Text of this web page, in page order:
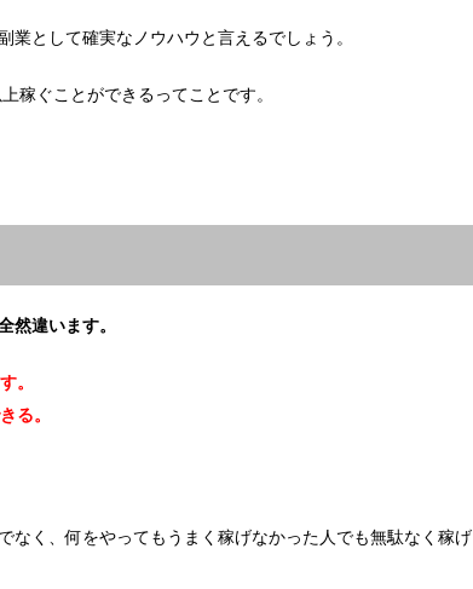
として確実なノウハウと言えるでしょう。
稼ぐことができるってことです。
然違います。
。
る。
なく、何をやってもうまく稼げなかった人でも無駄なく稼げ